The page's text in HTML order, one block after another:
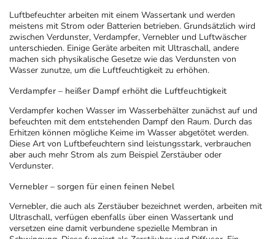
Luftbefeuchter arbeiten mit einem Wassertank und werden
meistens mit Strom oder Batterien betrieben. Grundsätzlich wird
zwischen Verdunster, Verdampfer, Vernebler und Luftwäscher
unterschieden. Einige Geräte arbeiten mit Ultraschall, andere
machen sich physikalische Gesetze wie das Verdunsten von
Wasser zunutze, um die Luftfeuchtigkeit zu erhöhen.
Verdampfer – heißer Dampf erhöht die Luftfeuchtigkeit
Verdampfer kochen Wasser im Wasserbehälter zunächst auf und
befeuchten mit dem entstehenden Dampf den Raum. Durch das
Erhitzen können mögliche Keime im Wasser abgetötet werden.
Diese Art von Luftbefeuchtern sind leistungsstark, verbrauchen
aber auch mehr Strom als zum Beispiel Zerstäuber oder
Verdunster.
Vernebler – sorgen für einen feinen Nebel
Vernebler, die auch als Zerstäuber bezeichnet werden, arbeiten mit
Ultraschall, verfügen ebenfalls über einen Wassertank und
versetzen eine damit verbundene spezielle Membran in